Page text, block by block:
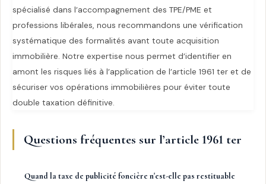
spécialisé dans l’accompagnement des TPE/PME et
professions libérales, nous recommandons une vérification
systématique des formalités avant toute acquisition
immobilière. Notre expertise nous permet d’identifier en
amont les risques liés à l’application de l’article 1961 ter et de
sécuriser vos opérations immobilières pour éviter toute
double taxation définitive.
Questions fréquentes sur l’article 1961 ter
Quand la taxe de publicité foncière n'est-elle pas restituable